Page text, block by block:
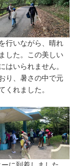
行いながら、晴れ
した。この美しい
はいられません。
り、暑さの中で元
くれました。